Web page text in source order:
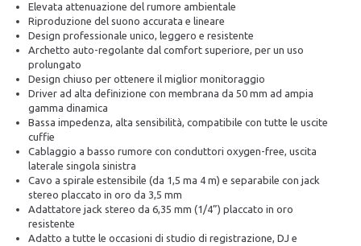
Elevata attenuazione del rumore ambientale
Riproduzione del suono accurata e lineare
Design professionale unico, leggero e resistente
Archetto auto-regolante dal comfort superiore, per un uso
prolungato
Design chiuso per ottenere il miglior monitoraggio
Driver ad alta definizione con membrana da 50 mm ad ampia
gamma dinamica
Bassa impedenza, alta sensibilità, compatibile con tutte le uscite
cuffie
Cablaggio a basso rumore con conduttori oxygen-free, uscita
laterale singola sinistra
Cavo a spirale estensibile (da 1,5 ma 4 m) e separabile con jack
stereo placcato in oro da 3,5 mm
Adattatore jack stereo da 6,35 mm (1/4”) placcato in oro
resistente
Adatto a tutte le occasioni di studio di registrazione, DJ e